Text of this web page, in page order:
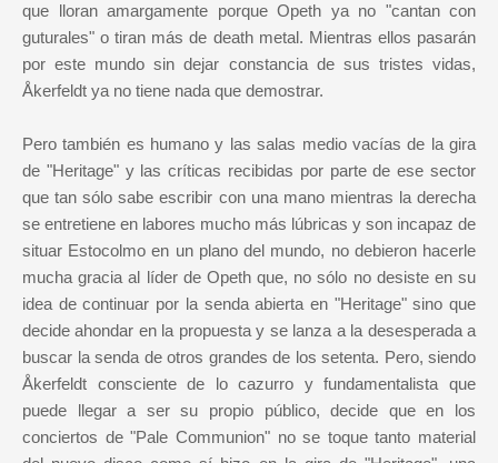
que lloran amargamente porque Opeth ya no "cantan con
guturales" o tiran más de death metal. Mientras ellos pasarán
por este mundo sin dejar constancia de sus tristes vidas,
Åkerfeldt ya no tiene nada que demostrar.
Pero también es humano y las salas medio vacías de la gira
de "Heritage" y las críticas recibidas por parte de ese sector
que tan sólo sabe escribir con una mano mientras la derecha
se entretiene en labores mucho más lúbricas y son incapaz de
situar Estocolmo en un plano del mundo, no debieron hacerle
mucha gracia al líder de Opeth que, no sólo no desiste en su
idea de continuar por la senda abierta en "Heritage" sino que
decide ahondar en la propuesta y se lanza a la desesperada a
buscar la senda de otros grandes de los setenta. Pero, siendo
Åkerfeldt consciente de lo cazurro y fundamentalista que
puede llegar a ser su propio público, decide que en los
conciertos de "Pale Communion" no se toque tanto material